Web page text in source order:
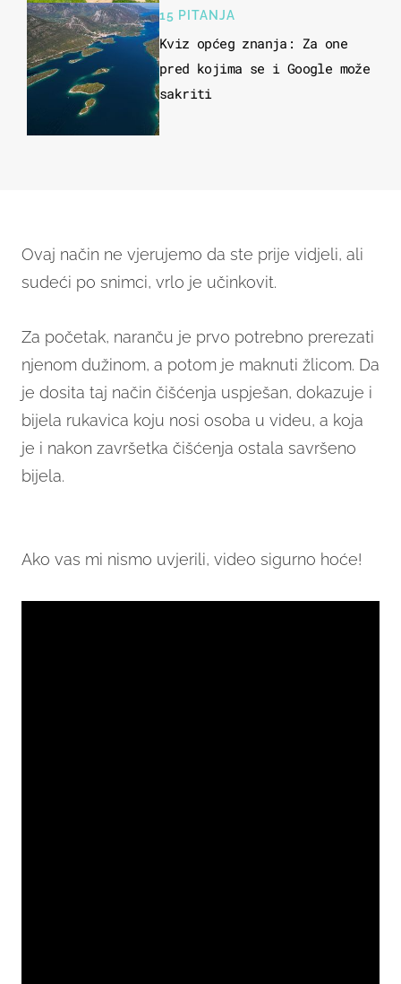
15 PITANJA
Kviz općeg znanja: Za one
pred kojima se i Google može
sakriti
Ovaj način ne vjerujemo da ste prije vidjeli, ali
sudeći po snimci, vrlo je učinkovit.
Za početak, naranču je prvo potrebno prerezati
njenom dužinom, a potom je maknuti žlicom. Da
je dosita taj način čišćenja uspješan, dokazuje i
bijela rukavica koju nosi osoba u videu, a koja
je i nakon završetka čišćenja ostala savršeno
bijela.
Ako vas mi nismo uvjerili, video sigurno hoće!